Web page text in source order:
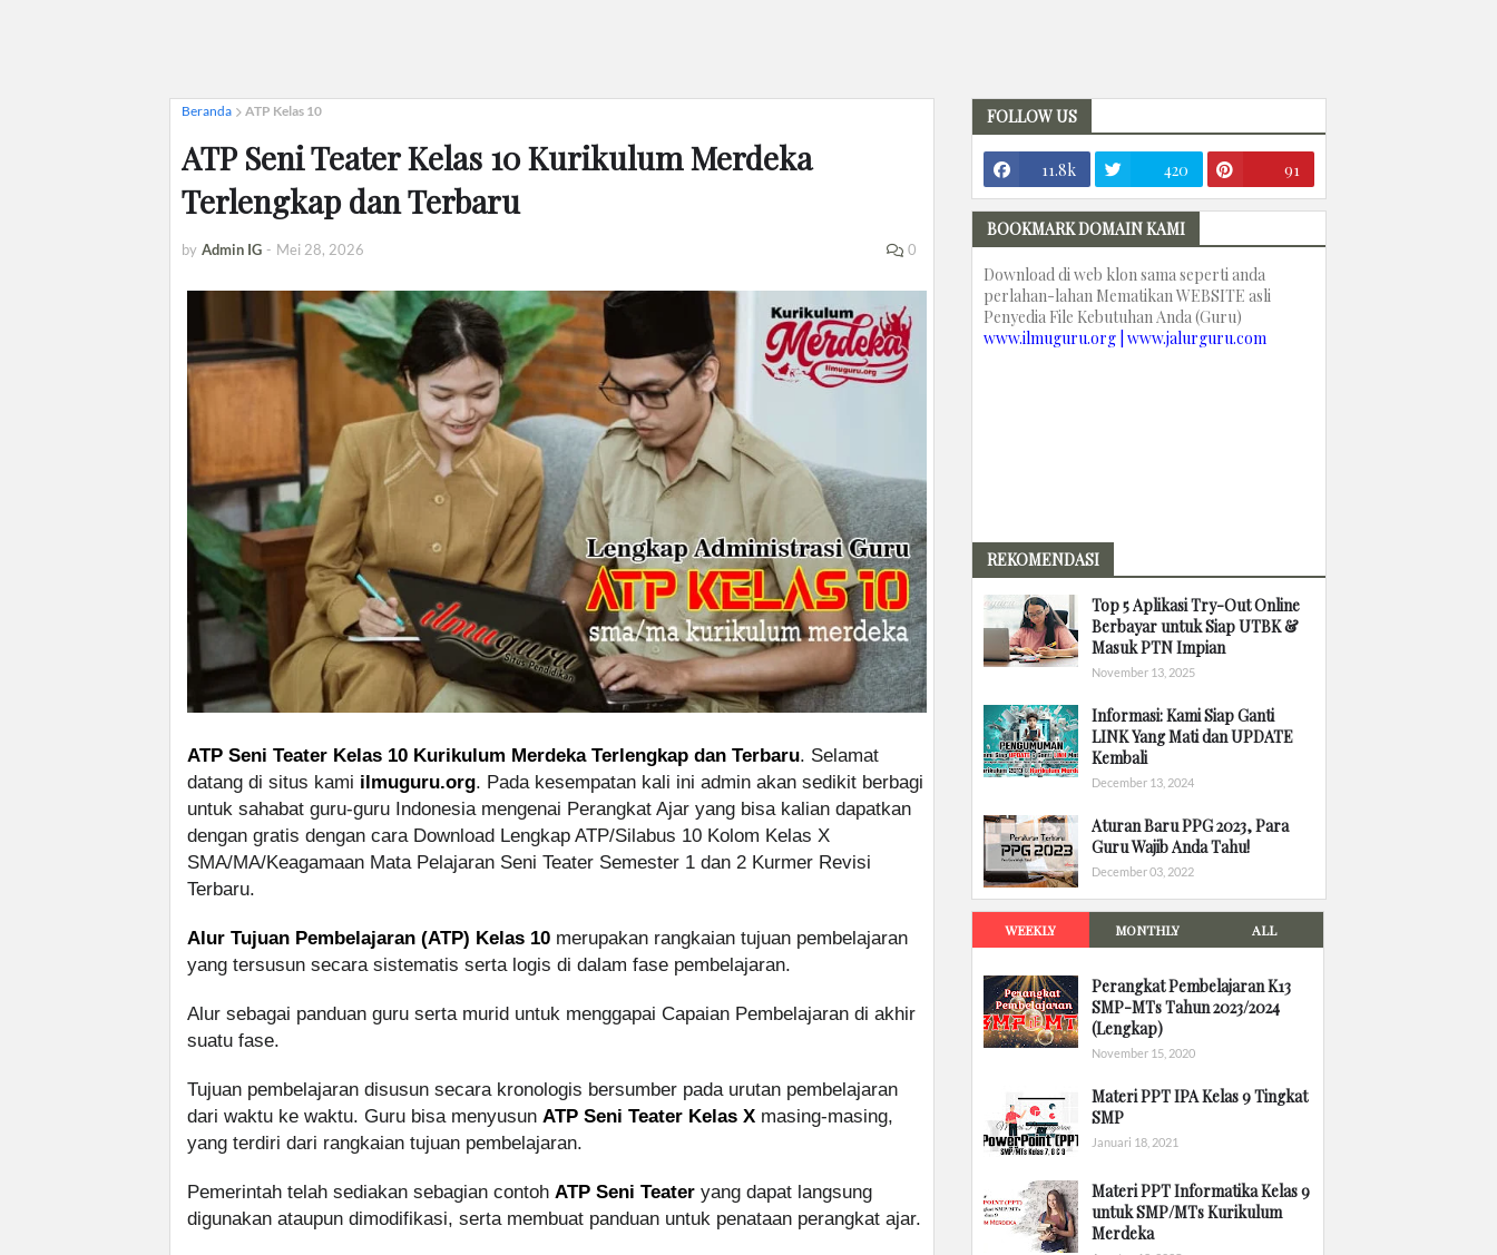
Beranda ATP Kelas 10
ATP Seni Teater Kelas 10 Kurikulum Merdeka
Terlengkap dan Terbaru
by Admin IG - Mei 28, 2026 0
ATP Seni Teater Kelas 10 Kurikulum Merdeka Terlengkap dan Terbaru. Selamat
datang di situs kami ilmuguru.org. Pada kesempatan kali ini admin akan sedikit berbagi
untuk sahabat guru-guru Indonesia mengenai Perangkat Ajar yang bisa kalian dapatkan
dengan gratis dengan cara Download Lengkap ATP/Silabus 10 Kolom Kelas X
SMA/MA/Keagamaan Mata Pelajaran Seni Teater Semester 1 dan 2 Kurmer Revisi
Terbaru.
Alur Tujuan Pembelajaran (ATP) Kelas 10 merupakan rangkaian tujuan pembelajaran
yang tersusun secara sistematis serta logis di dalam fase pembelajaran.
Alur sebagai panduan guru serta murid untuk menggapai Capaian Pembelajaran di akhir
suatu fase.
Tujuan pembelajaran disusun secara kronologis bersumber pada urutan pembelajaran
dari waktu ke waktu. Guru bisa menyusun ATP Seni Teater Kelas X masing-masing,
yang terdiri dari rangkaian tujuan pembelajaran.
Pemerintah telah sediakan sebagian contoh ATP Seni Teater yang dapat langsung
digunakan ataupun dimodifikasi, serta membuat panduan untuk penataan perangkat ajar.
FOLLOW US
11.8k 420 91
BOOKMARK DOMAIN KAMI
Download di web klon sama seperti anda
perlahan-lahan Mematikan WEBSITE asli
Penyedia File Kebutuhan Anda (Guru)
www.ilmuguru.org | www.jalurguru.com
REKOMENDASI
Top 5 Aplikasi Try-Out Online
Berbayar untuk Siap UTBK &
Masuk PTN Impian
November 13, 2025
Informasi: Kami Siap Ganti
LINK Yang Mati dan UPDATE
Kembali
December 13, 2024
Aturan Baru PPG 2023, Para
Guru Wajib Anda Tahu!
December 03, 2022
WEEKLY MONTHLY ALL
Perangkat Pembelajaran K13
SMP-MTs Tahun 2023/2024
(Lengkap)
November 15, 2020
Materi PPT IPA Kelas 9 Tingkat
SMP
Januari 18, 2021
Materi PPT Informatika Kelas 9
untuk SMP/MTs Kurikulum
Merdeka